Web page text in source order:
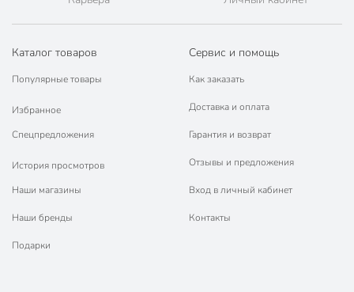
Каталог товаров
Популярные товары
Избранное
Спецпредложения
История просмотров
Наши магазины
Наши бренды
Подарки
Сервис и помощь
Как заказать
Доставка и оплата
Гарантия и возврат
Отзывы и предложения
Вход в личный кабинет
Контакты